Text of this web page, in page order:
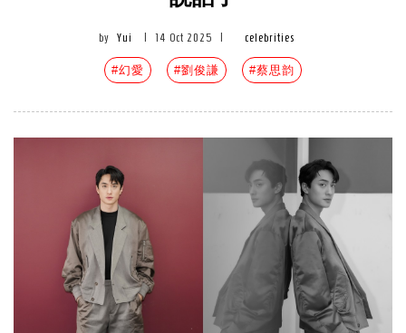
by Yui 14 Oct 2025 celebrities
#幻愛 #劉俊謙 #蔡思韵